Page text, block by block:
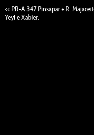
<< PR-A 347 Pinsapar + R.
Yeyi e Xabier.